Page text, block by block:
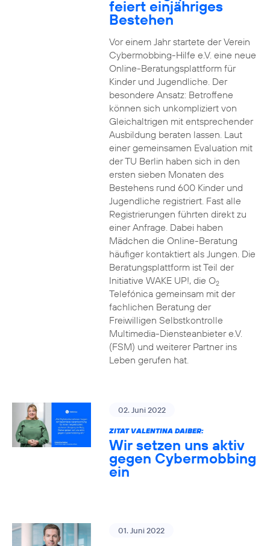
feiert einjähriges
Bestehen
Vor einem Jahr startete der Verein
Cybermobbing-Hilfe e.V. eine neue
Online-Beratungsplattform für
Kinder und Jugendliche. Der
besondere Ansatz: Betroffene
können sich unkompliziert von
Gleichaltrigen mit entsprechender
Ausbildung beraten lassen. Laut
einer gemeinsamen Evaluation mit
der TU Berlin haben sich in den
ersten sieben Monaten des
Bestehens rund 600 Kinder und
Jugendliche registriert. Fast alle
Registrierungen führten direkt zu
einer Anfrage. Dabei haben
Mädchen die Online-Beratung
häufiger kontaktiert als Jungen. Die
Beratungsplattform ist Teil der
Initiative WAKE UP!, die O2
Telefónica gemeinsam mit der
fachlichen Beratung der
Freiwilligen Selbstkontrolle
Multimedia-Diensteanbieter e.V.
(FSM) und weiterer Partner ins
Leben gerufen hat.
02. Juni 2022
ZITAT VALENTINA DAIBER:
Wir setzen uns aktiv
gegen Cybermobbing
ein
01. Juni 2022